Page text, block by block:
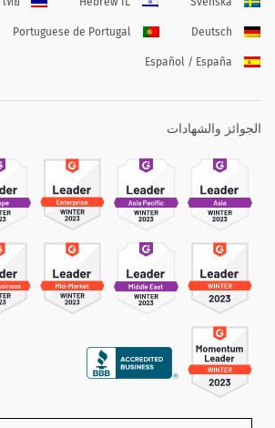
Deutsch
Portuguese de Portugal
Español / España
الجوائز والشهادات